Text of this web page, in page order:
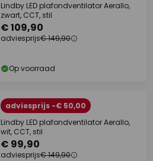
Lindby LED plafondventilator Aerallo,
zwart, CCT, stil
€ 109,90
adviesprijs€ 149,90
Op voorraad
adviesprijs -€ 50,00
Lindby LED plafondventilator Aerallo,
wit, CCT, stil
€ 99,90
adviesprijs€ 149,90